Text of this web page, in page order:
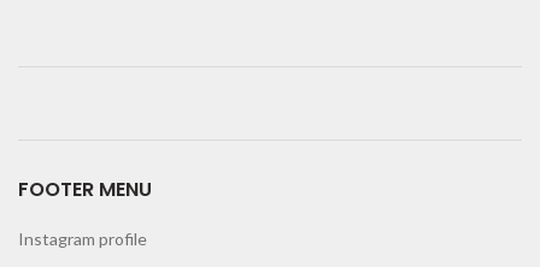
FOOTER MENU
Instagram profile